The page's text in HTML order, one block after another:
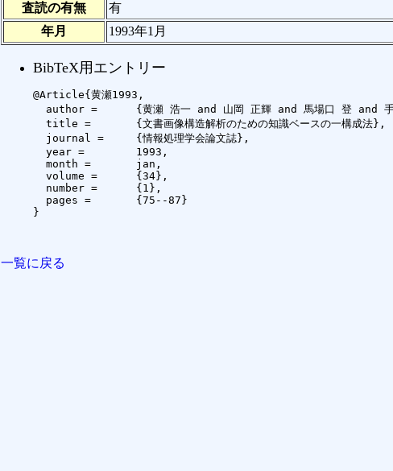
査読の有無
有
年月
1993年1月
BibTeX用エントリー
@Article{黄瀬1993,
  author =	{黄瀬 浩一 and 山岡 正輝 and 馬場口 登 and 手塚 慶一},
  title =	{文書画像構造解析のための知識ベースの一構成法},
  journal =	{情報処理学会論文誌},
  year =	1993,
  month =	jan,
  volume =	{34},
  number =	{1},
  pages =	{75--87}
}
一覧に戻る